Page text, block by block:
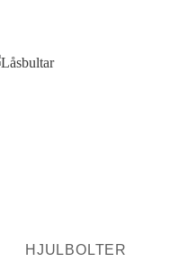
HJULBOLTER